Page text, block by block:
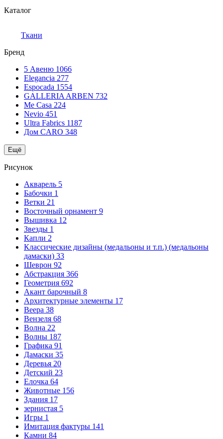
Каталог
Ткани
Бренд
5 Авеню 1066
Elegancia 277
Espocada 1554
GALLERIA ARBEN 732
Me Casa 224
Nevio 451
Ultra Fabrics 1187
Дом CARO 348
Ещё
Рисунок
Акварель 5
Бабочки 1
Ветки 21
Восточный орнамент 9
Вышивка 12
Звезды 1
Капли 2
Классические дизайны (медальоны и т.п.) (медальоны
дамаски) 33
Шеврон 92
Абстракция 366
Геометрия 692
Акант барочный 8
Архитектурные элементы 17
Веера 38
Вензеля 68
Волна 22
Волны 187
Графика 91
Дамаски 35
Деревья 20
Детский 23
Елочка 64
Животные 156
Здания 17
зернистая 5
Игры 1
Имитация фактуры 141
Камни 84